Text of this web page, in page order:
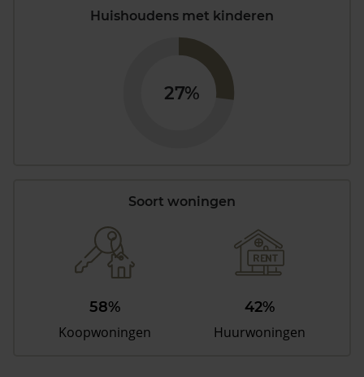
Huishoudens met kinderen
27%
Soort woningen
58%
Koopwoningen
42%
Huurwoningen